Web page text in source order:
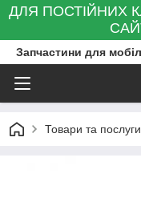
ДЛЯ ПОСТІЙНИХ
Запчастини для
Товари та послуги